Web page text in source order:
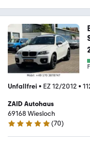
Unfallfrei • EZ 12/2012 •
ZAID Autohaus
69168 Wiesloch
4.8 Sterne
(70)